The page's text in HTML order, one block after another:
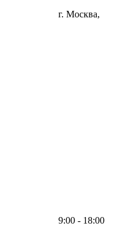
г. Москва,
9:00 - 18:00